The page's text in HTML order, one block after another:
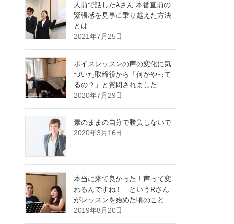
人前で話したAさん 本番直前の
緊張感を見事に乗り越えた方法
とは
2021年7月25日
ボイスレッスンの声の変化に気
づいた取締役から「何かやって
るの？」と質問されました
2020年7月29日
素のままの自分で勝負しないで
2020年3月16日
本当に来て良かった！声って変
わるんですね！ というRさん
がレッスンを始めた頃のこと
2019年8月20日